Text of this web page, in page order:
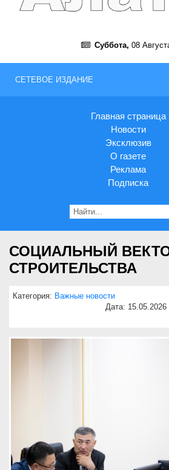
Суббота, 08
СЕТЕВОЕ ИЗДАНИЕ
Главная страница
Новости
Эксклюзив
О газете
Реклама
Подписка
СОЦИАЛЬНЫЙ
СТРОИТЕЛЬСТВА
Категория: Важные новости
Дата: 15.05.2026